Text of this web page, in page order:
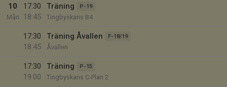
10
Mån
17:30
18:45
Träning P-19
Tingbyskans B4
17:30
18:45
Träning Åvallen F-18/19
Åvallen
17:30
19:00
Träning P-15
Tingbyskans C-Plan 2